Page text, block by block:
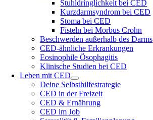
Stuhldringlichkeit bei CED
Kurzdarmsyndrom bei CED
Stoma bei CED
Fisteln bei Morbus Crohn
Beschwerden außerhalb des Darms
CED-ähnliche Erkrankungen
Eosinophile Ösophagitis
Klinische Studien bei CED
Leben mit CED
Deine Selbsthilfestrategie
CED in der Freizeit
CED & Ernährung
CED im Job